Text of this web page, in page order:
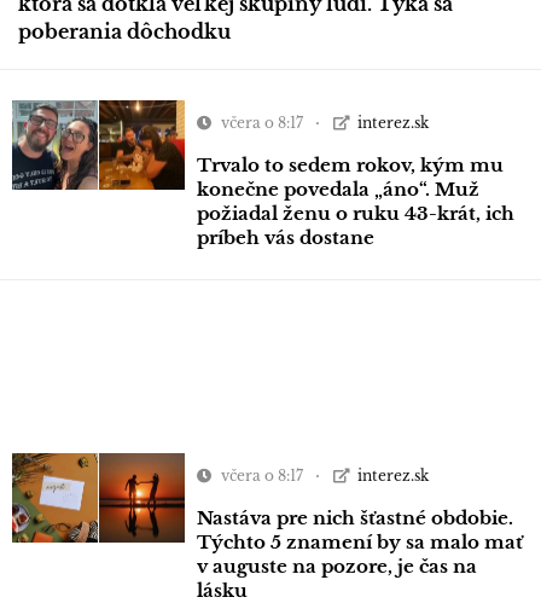
poberania dôchodku
včera o 8:17 interez.sk
Trvalo to sedem rokov, kým mu
konečne povedala „áno“. Muž
požiadal ženu o ruku 43-krát, ich
príbeh vás dostane
včera o 8:17 interez.sk
Nastáva pre nich šťastné obdobie.
Týchto 5 znamení by sa malo mať
v auguste na pozore, je čas na
lásku